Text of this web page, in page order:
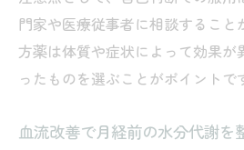
門家や医療従事者に相談すること
方薬は体質や症状によって効果が
ったものを選ぶことがポイントで
血流改善で月経前の水分代謝を